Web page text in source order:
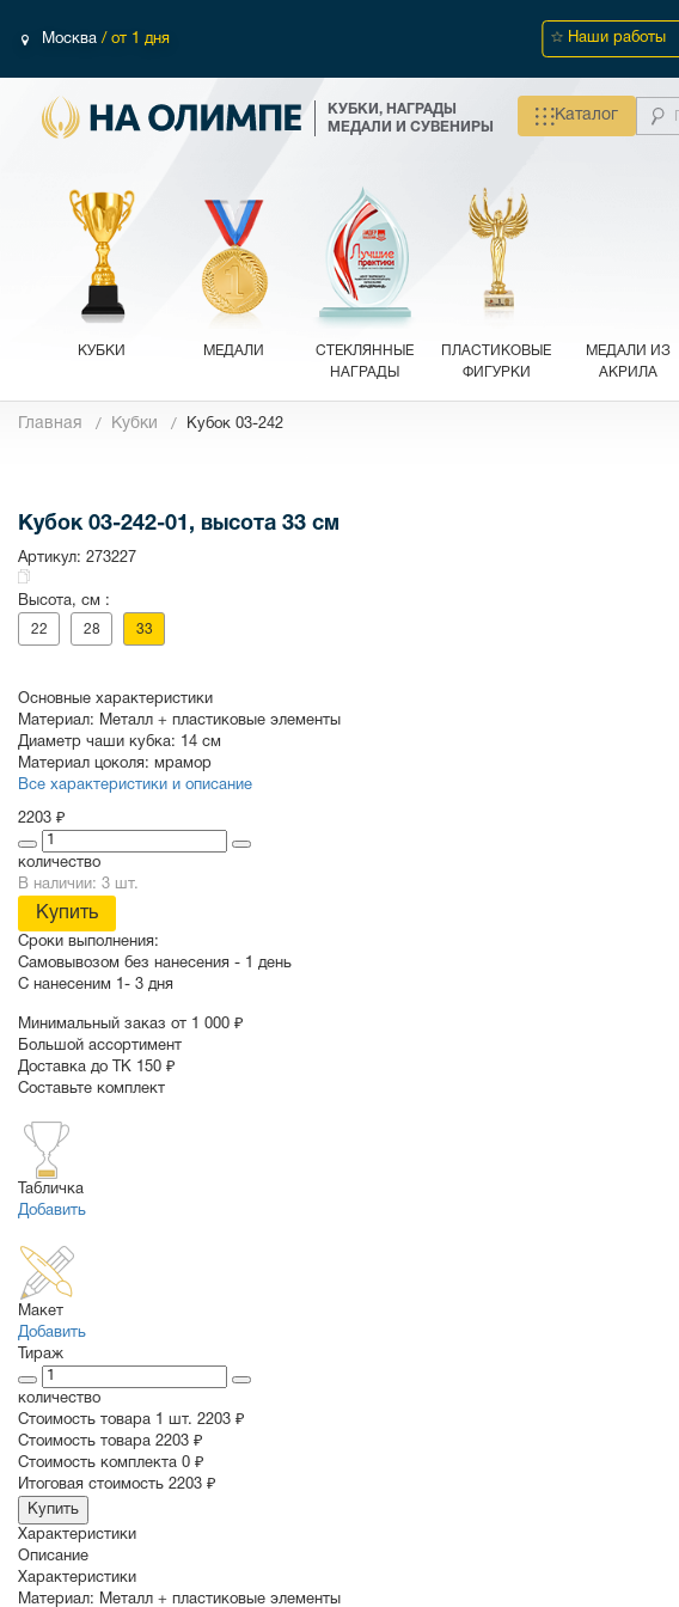
Москва / от 1 дня Наши работы
КУБКИ, НАГРАДЫ
МЕДАЛИ И СУВЕНИРЫ
Каталог
КУБКИ МЕДАЛИ
СТЕКЛЯННЫЕ
НАГРАДЫ
ПЛАСТИКОВЫЕ
ФИГУРКИ
МЕДАЛИ ИЗ
АКРИЛА
СУВЕНИРЫ
Главная Кубки Кубок 03-242
Кубок 03-242-01, высота 33 см
Артикул: 273227
Высота, см :
22 28 33
Основные характеристики
Материал: Металл + пластиковые элементы
Диаметр чаши кубка: 14 см
Материал цоколя: мрамор
Все характеристики и описание
2203 ₽
количество
В наличии: 3 шт.
Купить
Сроки выполнения:
Самовывозом без нанесения - 1 день
С нанесеним 1- 3 дня
Минимальный заказ от 1 000 ₽
Большой ассортимент
Доставка до ТК 150 ₽
Составьте комплект
Табличка
Добавить
Макет
Добавить
Тираж
количество
Стоимость товара 1 шт. 2203 ₽
Cтоимость товара 2203 ₽
Стоимость комплекта 0 ₽
Итоговая стоимость 2203 ₽
Купить
Характеристики
Описание
Характеристики
Материал: Металл + пластиковые элементы